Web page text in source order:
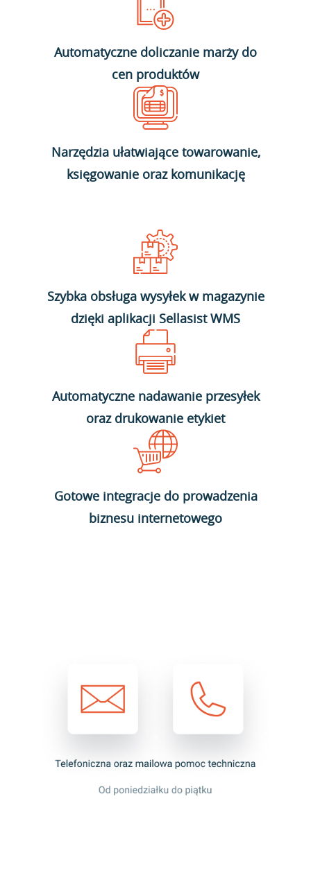
Automatyczne doliczanie marży do
cen produktów
Narzędzia ułatwiające towarowanie,
księgowanie oraz komunikację
Szybka obsługa wysyłek w magazynie
dzięki aplikacji Sellasist WMS
Automatyczne nadawanie przesyłek
oraz drukowanie etykiet
Gotowe integracje do prowadzenia
biznesu internetowego